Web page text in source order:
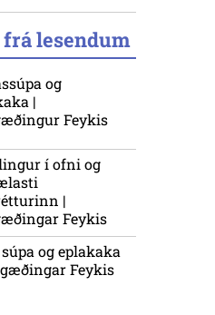
lesendum
og
|
Feykis
í ofni og
|
Feykis
og eplakaka
Feykis